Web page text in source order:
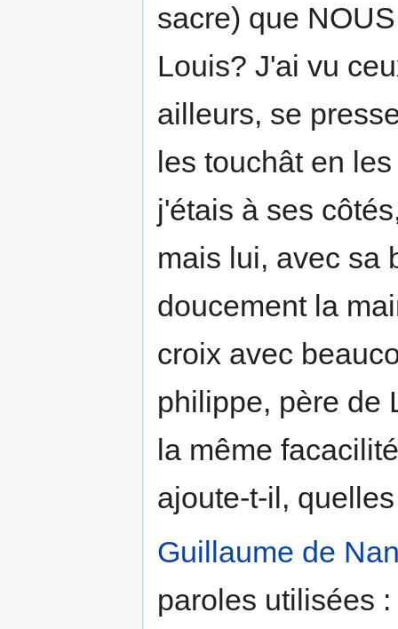
sacre) que
Louis? J'ai vu
ailleurs, se
les touchât en
j'étais à ses
mais lui, avec sa
doucement la
croix avec
philippe, père de
la même
ajoute-t-il,
Guillaume de
paroles utilisées :